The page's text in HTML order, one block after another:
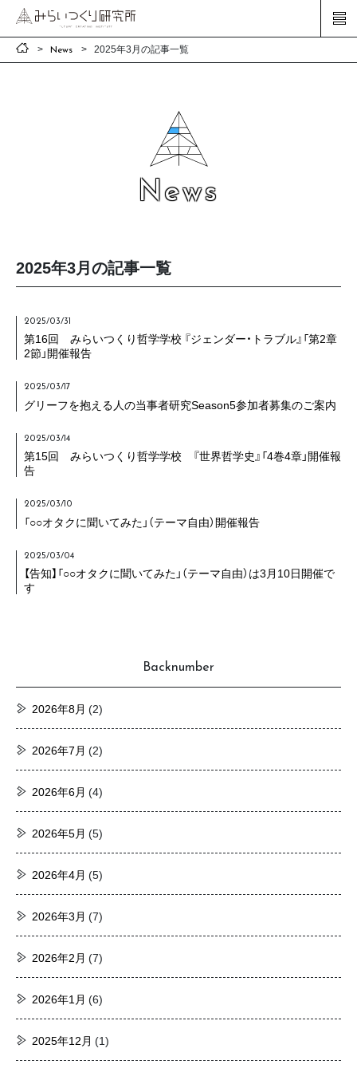
News 2025年3月の記事一覧
News
2025年3月の記事一覧
2025/03/31
第16回 みらいつくり哲学学校 『ジェンダー・トラブル』「第2章
2節」開催報告
2025/03/17
グリーフを抱える人の当事者研究Season5参加者募集のご案内
2025/03/14
第15回 みらいつくり哲学学校 『世界哲学史』「4巻4章」開催報
告
2025/03/10
「○○オタクに聞いてみた」（テーマ自由）開催報告
2025/03/04
【告知】「○○オタクに聞いてみた」（テーマ自由）は3月10日開催で
す
Backnumber
2026年8月 (2)
2026年7月 (2)
2026年6月 (4)
2026年5月 (5)
2026年4月 (5)
2026年3月 (7)
2026年2月 (7)
2026年1月 (6)
2025年12月 (1)